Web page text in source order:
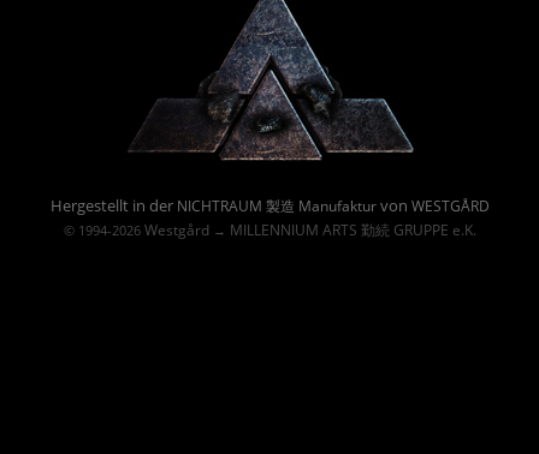
Hergestellt in der NICHTRAUM 製造 Manufakturvon WESTGÅRD
© 1994-2026 Westgård→ MILLENNIUM ARTS 勤続 GRUPPE e.K.
Powered By :